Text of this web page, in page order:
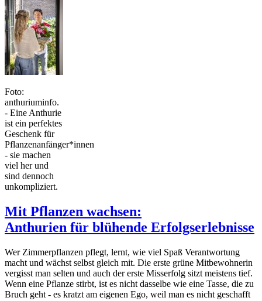
Foto:
anthuriuminfo.
- Eine Anthurie
ist ein perfektes
Geschenk für
Pflanzenanfänger*innen
- sie machen
viel her und
sind dennoch
unkompliziert.
Mit Pflanzen wachsen:
Anthurien für blühende Erfolgserlebnisse
Wer Zimmerpflanzen pflegt, lernt, wie viel Spaß Verantwortung
macht und wächst selbst gleich mit. Die erste grüne Mitbewohnerin
vergisst man selten und auch der erste Misserfolg sitzt meistens tief.
Wenn eine Pflanze stirbt, ist es nicht dasselbe wie eine Tasse, die zu
Bruch geht - es kratzt am eigenen Ego, weil man es nicht geschafft